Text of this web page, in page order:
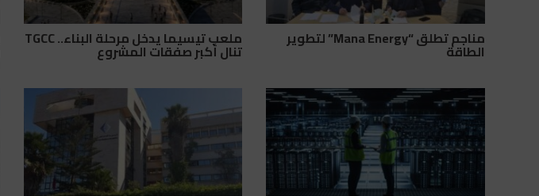
مناجم تطلق “Mana Energy” لتطوير
الطاقة
ملعب تيسيما يدخل مرحلة البناء.. TGCC
تنال أكبر صفقات المشروع